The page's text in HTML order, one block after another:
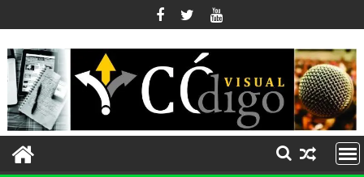
al
contenido